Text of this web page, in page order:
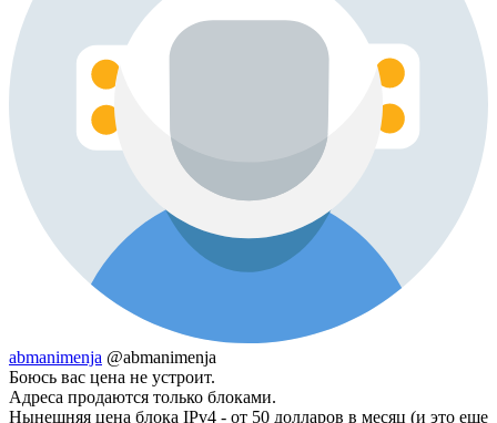
abmanimenja @abmanimenja
Боюсь вас цена не устроит.
Адреса продаются только блоками.
Нынешняя цена блока IPv4 - от 50 долларов в месяц (и это еще